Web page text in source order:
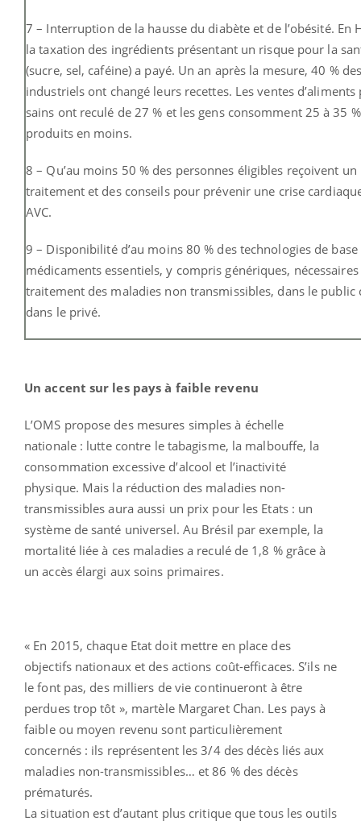
7 – Interruption de la hausse du diabète et de l’obésité. En
la taxation des ingrédients présentant un risque pour la
(sucre, sel, caféine) a payé. Un an après la mesure, 40 %
industriels ont changé leurs recettes. Les ventes d’aliments
sains ont reculé de 27 % et les gens consomment 25 à 35
produits en moins.
8 – Qu’au moins 50 % des personnes éligibles reçoivent un
traitement et des conseils pour prévenir une crise
AVC.
9 – Disponibilité d’au moins 80 % des technologies de base
médicaments essentiels, y compris génériques,
traitement des maladies non transmissibles, dans le public
dans le privé.
Un accent sur les pays à faible revenu
L’OMS propose des mesures simples à échelle
nationale : lutte contre le tabagisme, la malbouffe, la
consommation excessive d’alcool et l’inactivité
physique. Mais la réduction des maladies non-
transmissibles aura aussi un prix pour les Etats : un
système de santé universel. Au Brésil par exemple, la
mortalité liée à ces maladies a reculé de 1,8 % grâce à
un accès élargi aux soins primaires.
« En 2015, chaque Etat doit mettre en place des
objectifs nationaux et des actions coût-efficaces. S’ils ne
le font pas, des milliers de vie continueront à être
perdues trop tôt », martèle Margaret Chan. Les pays à
faible ou moyen revenu sont particulièrement
concernés : ils représentent les 3/4 des décès liés aux
maladies non-transmissibles… et 86 % des décès
prématurés.
La situation est d’autant plus critique que tous les outils